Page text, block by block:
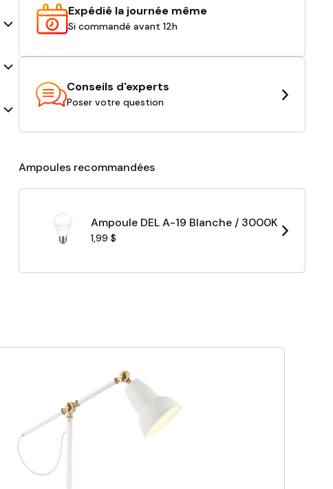
Expédié la journée même
Si commandé avant 12h
Conseils d'experts
Poser votre question
Ampoules recommandées
Ampoule DEL A-19 Blanche / 3000K
1,99 $